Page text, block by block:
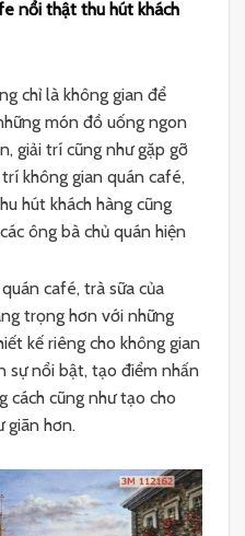
nổi thật thu hút khách
chỉ là không gian để
món đồ uống ngon
giải trí cũng như gặp gỡ
không gian quán café,
hút khách hàng cũng
ông bà chủ quán hiện
café, trà sữa của
trọng hơn với những
kế riêng cho không gian
sự nổi bật, tạo điểm nhấn
cách cũng như tạo cho
giãn hơn.